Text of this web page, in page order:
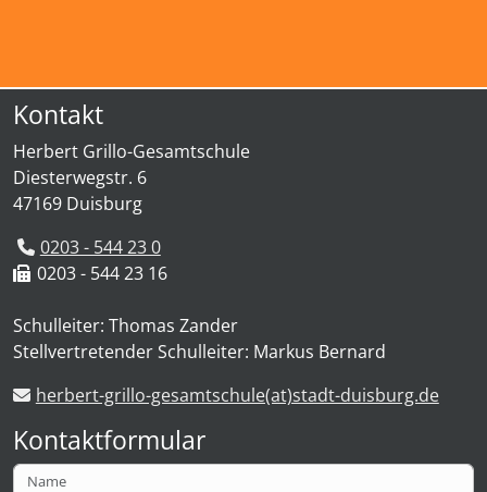
Kontakt
Herbert Grillo-Gesamtschule
Diesterwegstr. 6
47169 Duisburg
0203 - 544 23 0
0203 - 544 23 16
Schulleiter: Thomas Zander
Stellvertretender Schulleiter: Markus Bernard
herbert-grillo-gesamtschule(at)stadt-duisburg.de
Kontaktformular